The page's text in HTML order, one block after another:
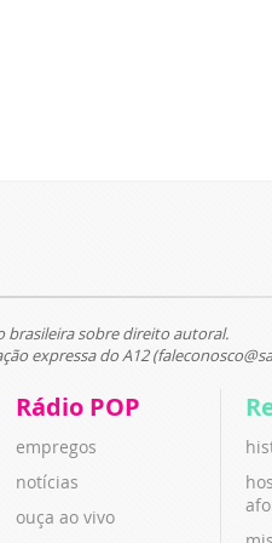
brasileira sobre direito autoral.
expressa do A12
Rádio POP
empregos
notícias
ouça ao vivo